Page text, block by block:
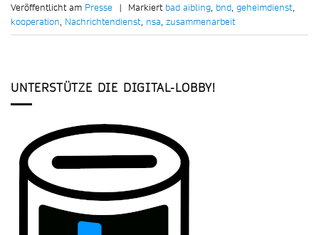
Veröffentlicht am Presse | Markiert bad aibling, bnd, geheimdienst,
kooperation, Nachrichtendienst, nsa, zusammenarbeit
UNTERSTÜTZE DIE DIGITAL-LOBBY!